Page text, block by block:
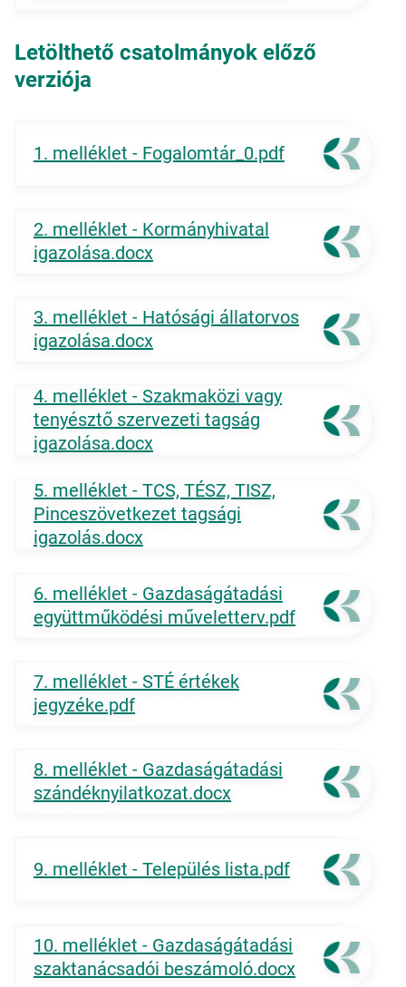
Letölthető csatolmányok előző
verziója
1. melléklet - Fogalomtár_0.pdf
2. melléklet - Kormányhivatal
igazolása.docx
3. melléklet - Hatósági állatorvos
igazolása.docx
4. melléklet - Szakmaközi vagy
tenyésztő szervezeti tagság
igazolása.docx
5. melléklet - TCS, TÉSZ, TISZ,
Pinceszövetkezet tagsági
igazolás.docx
6. melléklet - Gazdaságátadási
együttműködési műveletterv.pdf
7. melléklet - STÉ értékek
jegyzéke.pdf
8. melléklet - Gazdaságátadási
szándéknyilatkozat.docx
9. melléklet - Település lista.pdf
10. melléklet - Gazdaságátadási
szaktanácsadói beszámoló.docx